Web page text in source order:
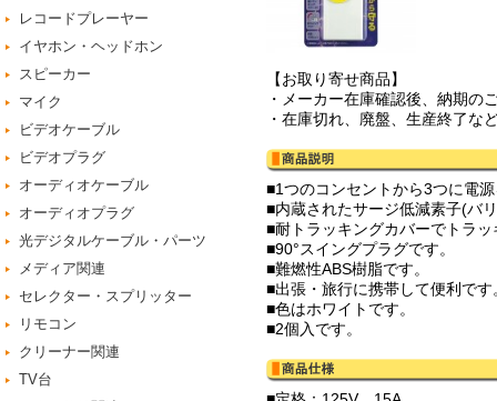
レコードプレーヤー
イヤホン・ヘッドホン
スピーカー
マイク
ビデオケーブル
ビデオプラグ
オーディオケーブル
オーディオプラグ
光デジタルケーブル・パーツ
メディア関連
セレクター・スプリッター
リモコン
クリーナー関連
TV台
【お取り寄せ商品】
・メーカー在庫確認後、納期の
・在庫切れ、廃盤、生産終了な
■1つのコンセントから3つに電
■内蔵されたサージ低減素子(バ
■耐トラッキングカバーでトラ
■90°スイングプラグです。
■難燃性ABS樹脂です。
■出張・旅行に携帯して便利です
■色はホワイトです。
■2個入です。